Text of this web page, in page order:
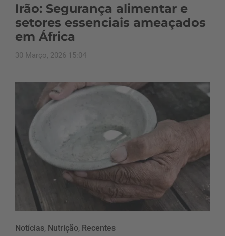
Irão: Segurança alimentar e
setores essenciais ameaçados
em África
30 Março, 2026 15:04
Notícias, Nutrição, Recentes